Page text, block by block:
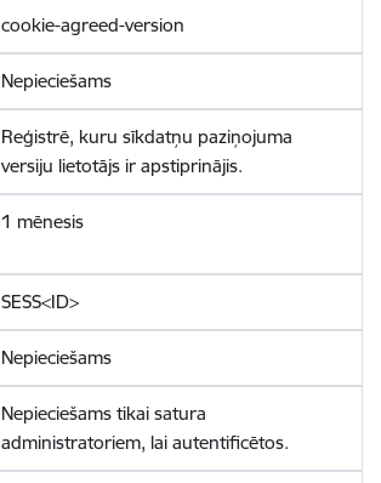
cookie-agreed-version
Nepieciešams
Reģistrē, kuru sīkdatņu paziņojuma
versiju lietotājs ir apstiprinājis.
1 mēnesis
SESS<ID>
Nepieciešams
Nepieciešams tikai satura
administratoriem, lai autentificētos.